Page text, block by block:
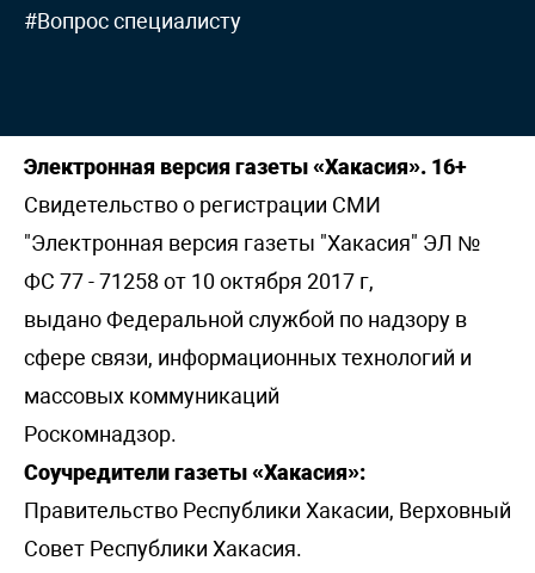
#Вопрос специалисту
Электронная версия газеты «Хакасия». 16+
Свидетельство о регистрации СМИ
"Электронная версия газеты "Хакасия" ЭЛ №
ФС 77 - 71258 от 10 октября 2017 г,
выдано Федеральной службой по надзору в
сфере связи, информационных технологий и
массовых коммуникаций
Роскомнадзор.
Соучредители газеты «Хакасия»:
Правительство Республики Хакасии, Верховный
Совет Республики Хакасия.